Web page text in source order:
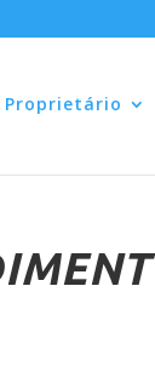
Proprietário